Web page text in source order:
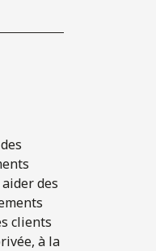
des
clients
à la